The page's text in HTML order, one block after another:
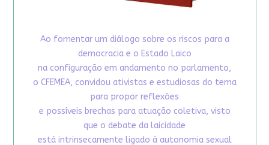
Ao fomentar um diálogo sobre os riscos para a
democracia e o Estado Laico
na configuração em andamento no parlamento,
o CFEMEA, convidou ativistas e estudiosas do tema
para propor reflexões
e possíveis brechas para atuação coletiva, visto
que o debate da laicidade
está intrinsecamente ligado à autonomia sexual